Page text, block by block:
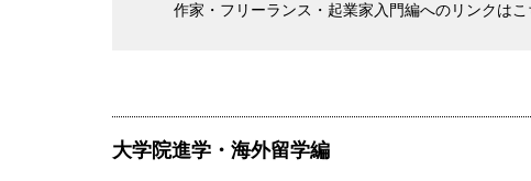
作家・フリーランス・起業家入門編へのリンクはこ
大学院進学・海外留学編